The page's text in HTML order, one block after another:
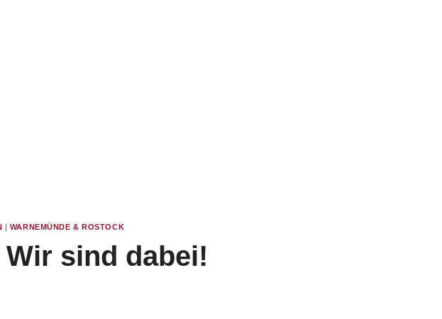
WARNEMÜNDE & ROSTOCK
Wir sind dabei!